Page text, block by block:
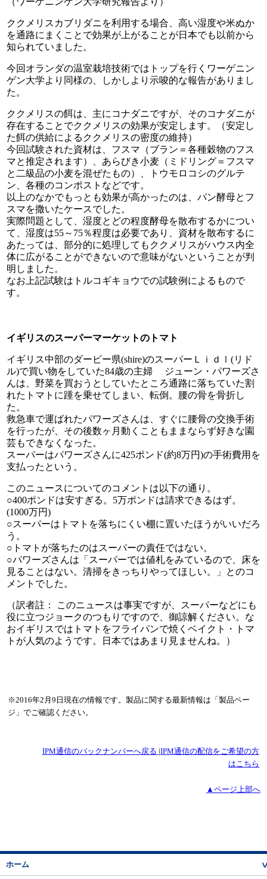
ククメリスカブリダニを利用する場合、高い湿度や米ぬか
を通路にまくことで効果が上がることが日本でも以前から
知られていました。
今回オランダの温室栽培技術ではトップを行くワーゲニン
ゲン大学より同様の、しかしより示唆的な報告がありまし
た。
ククメリスの餌は、主にコナダニですが、そのコナダニが
存在することでククメリスの効果が安定します。（安定し
た餌の供給によるククメリスの密度の維持）
今回試験された資材は、フスマ（ブラン＝各種穀物のフス
マと推定されます）、あらびき小麦（ミドリング＝フスマ
と二級品の小麦を混ぜたもの）、トウモロコシのグルテ
ン、各種のコンポストなどです。
以上のなかでもっとも効果が高かったのは、パン酵母とフ
スマを撒いたケースでした。
実際問題として、湿度とどの程度酵母を散布するかについ
て、湿度は55～75％程度は必要であり、資材を散布するに
あたっては、部分的に処理してもククメリスがハウス内全
体に広がることができないので意味がないということが判
明しました。
なお上記試験はトルコギキョウでの試験例によるもので
す。
イギリスのスーパーマーケットのトマト
イギリス中部のダービー県(shire)のスーパーＬｉｄｌ(リド
ル)で買い物をしていた84歳の主婦 ジューン・パワーズさ
んは、野菜を買おうとしていたところ通路に落ちていた割
れたトマトに踵を乗せてしまい、転倒。腰の骨を骨折し
た。
救急車で運ばれたパワーズさんは、すぐに腰骨の交換手術
を行ったが、その後数ヶ月動くこともままならず好きな園
芸もできなくなった。
スーパーはパワーズさんに425ポンド(約8万円)の手術費用を
支払ったという。
このニュースについてのコメントは以下の通り。
○400ポンドは安すぎる。5万ポンドは請求できるはず。
(1000万円)
○スーパーはトマトを落ちにくい棚に置いたほうがいいだろ
う。
○トマトが落ちたのはスーパーの責任ではない。
○パワーズさんは「スーパーでは値札をみているので、床を
見ることはない。清掃をきっちりやってほしい。」とのコ
メントでした。
（訳者註： このニュースは事実ですが、スーパーなどにも
役に立つジョークのつもりですので、御諒解ください。な
おイギリスではトマトをフライパンで焼くベイクト・トマ
トが人気のようです。日本ではあまり見ませんね。）
※2016年2月9日現在の情報です。製品に関する最新情報は「製品ペー
ジ」でご確認ください。
IPM通信のバックナンバーへ戻る |IPM通信の配信をご希望の方
はこちら
▲ページ上部へ
ホーム